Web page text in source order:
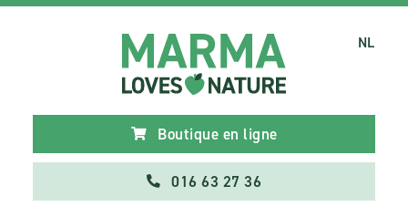
Boutique en ligne
016 63 27 36
NL